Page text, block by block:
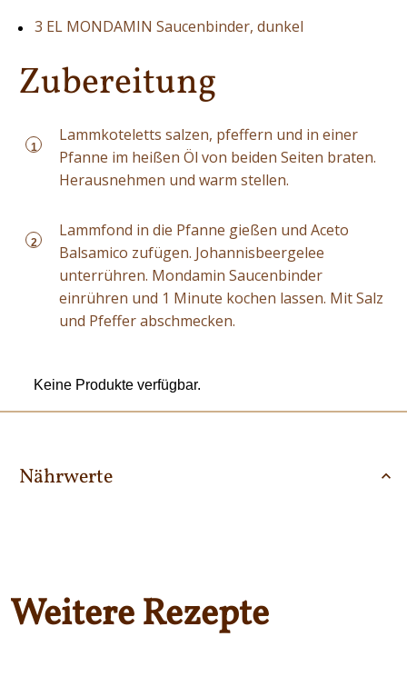
3 EL MONDAMIN Saucenbinder, dunkel
Zubereitung
1
Lammkoteletts salzen, pfeffern und in einer
Pfanne im heißen Öl von beiden Seiten braten.
Herausnehmen und warm stellen.
2
Lammfond in die Pfanne gießen und Aceto
Balsamico zufügen. Johannisbeergelee
unterrühren. Mondamin Saucenbinder
einrühren und 1 Minute kochen lassen. Mit Salz
und Pfeffer abschmecken.
Keine Produkte verfügbar.
Nährwerte
Weitere Rezepte